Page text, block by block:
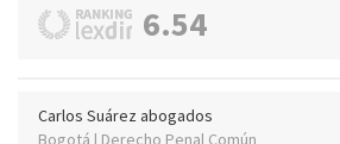
6.54
Carlos Suárez abogados
Bogotá | Derecho Penal Común